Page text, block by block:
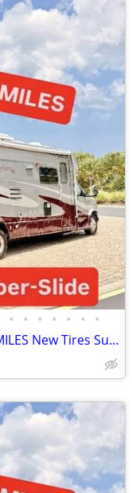
• • • • • • •
🔵 2009 32’FT Lexington ONLY 15k. MILES New Tires Super-Slide